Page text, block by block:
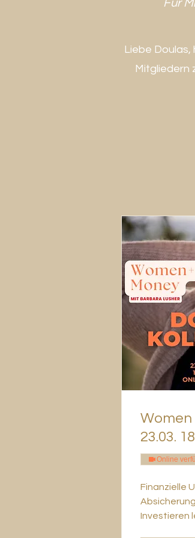
Für
Liebe
Mitgliedern
Women
23.03.
Online
Finanzielle
Investieren